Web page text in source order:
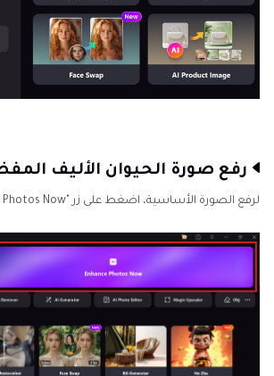
رفع صورة الحيوان الأليف
لرفع الصورة الأساسية، اضغط على زر "Enhance Photos Now".